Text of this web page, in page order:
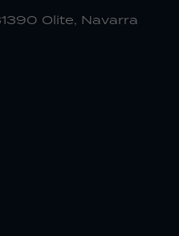
Olite, Navarra